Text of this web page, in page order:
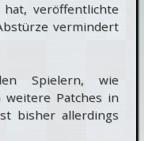
veröffentlichte
vermindert
Spielern, wie
Patches in
bisher allerdings